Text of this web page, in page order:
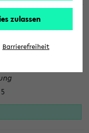
ist unbedingt
zulassen
Barrierefreiheit